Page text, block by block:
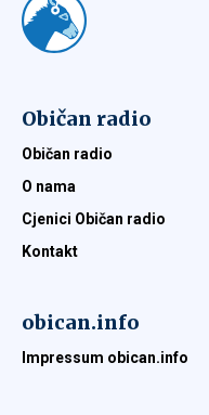
Običan radio
Običan radio
O nama
Cjenici Običan radio
Kontakt
obican.info
Impressum obican.info